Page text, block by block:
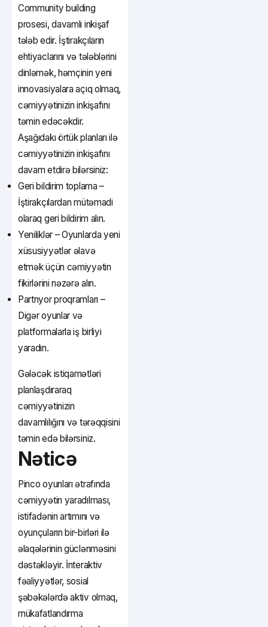
Community building
prosesi, davamlı inkişaf
tələb edir. İştirakçıların
ehtiyaclarını və tələblərini
dinləmək, həmçinin yeni
innovasiyalara açıq olmaq,
cəmiyyətinizin inkişafını
təmin edəcəkdir.
Aşağıdakı örtük planları ilə
cəmiyyətinizin inkişafını
davam etdirə bilərsiniz:
Geri bildirim toplama –
İştirakçılardan mütəmadi
olaraq geri bildirim alın.
Yeniliklər – Oyunlarda yeni
xüsusiyyətlər əlavə
etmək üçün cəmiyyətin
fikirlərini nəzərə alın.
Partnyor proqramları –
Digər oyunlar və
platformalarla iş birliyi
yaradın.
Gələcək istiqamətləri
planlaşdıraraq
cəmiyyətinizin
davamlılığını və tərəqqisini
təmin edə bilərsiniz.
Nəticə
Pinco oyunları ətrafında
cəmiyyətin yaradılması,
istifadənin artımını və
oyunçuların bir-birləri ilə
əlaqələrinin güclənməsini
dəstəkləyir. İnteraktiv
fəaliyyətlər, sosial
şəbəkələrdə aktiv olmaq,
mükafatlandırma